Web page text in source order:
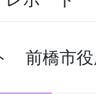
前橋市